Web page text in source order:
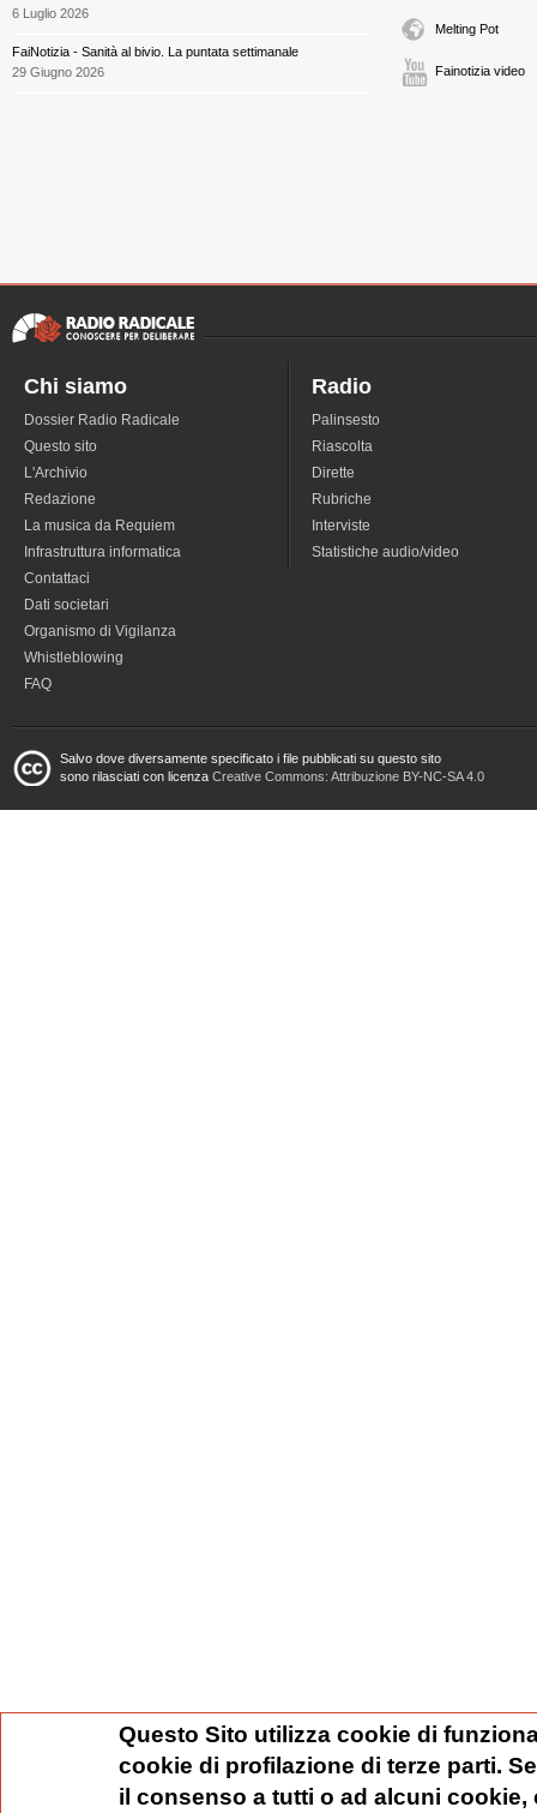
6 Luglio 2026
FaiNotizia - Sanità al bivio. La puntata settimanale
29 Giugno 2026
Melting Pot
Fainotizia video
Chi siamo
Dossier Radio Radicale
Questo sito
L'Archivio
Redazione
La musica da Requiem
Infrastruttura informatica
Contattaci
Dati societari
Organismo di Vigilanza
Whistleblowing
FAQ
Radio
Palinsesto
Riascolta
Dirette
Rubriche
Interviste
Statistiche audio/video
Salvo dove diversamente specificato i file pubblicati su questo sito
sono rilasciati con licenza Creative Commons: Attribuzione BY-NC-SA 4.0
Questo Sito utilizza cookie di
cookie di profilazione di terze parti.
il consenso a tutti o ad alcuni